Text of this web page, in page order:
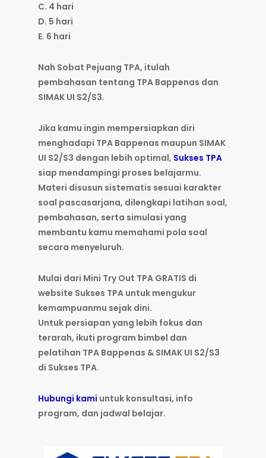
C. 4 hari
D. 5 hari
E. 6 hari
Nah Sobat Pejuang TPA, itulah
pembahasan tentang TPA Bappenas dan
SIMAK UI S2/S3.
Jika kamu ingin mempersiapkan diri
menghadapi TPA Bappenas maupun SIMAK
UI S2/S3 dengan lebih optimal, Sukses TPA
siap mendampingi proses belajarmu.
Materi disusun sistematis sesuai karakter
soal pascasarjana, dilengkapi latihan soal,
pembahasan, serta simulasi yang
membantu kamu memahami pola soal
secara menyeluruh.
Mulai dari Mini Try Out TPA GRATIS di
website Sukses TPA untuk mengukur
kemampuanmu sejak dini.
Untuk persiapan yang lebih fokus dan
terarah, ikuti program bimbel dan
pelatihan TPA Bappenas & SIMAK UI S2/S3
di Sukses TPA.
Hubungi kami untuk konsultasi, info
program, dan jadwal belajar.